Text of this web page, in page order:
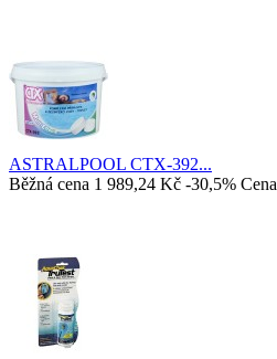
ASTRALPOOL CTX-392...
Běžná cena 1 989,24 Kč -30,5% Cena